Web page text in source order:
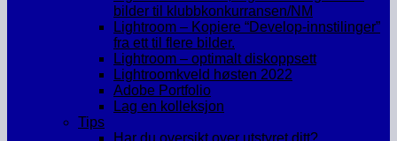
bilder til klubbkonkurransen/NM
Lightroom – Kopiere “Develop-innstilinger”
fra ett til flere bilder.
Lightroom – optimalt diskoppsett
Lightroomkveld høsten 2022
Adobe Portfolio
Lag en kolleksjon
Tips
Har du oversikt over utstyret ditt?